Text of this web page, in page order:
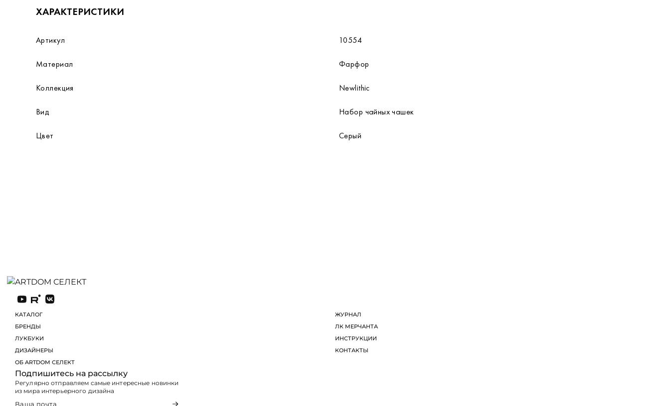
ХАРАКТЕРИСТИКИ
Артикул 10554
Материал Фарфор
Коллекция Newlithic
Вид Набор чайных чашек
Цвет Серый
КАТАЛОГ
БРЕНДЫ
ЛУКБУКИ
Подпишитесь на рассылку
Регулярно отправляем самые интересные новинки
Я соглашаюсь сполитикой конфиденциальности